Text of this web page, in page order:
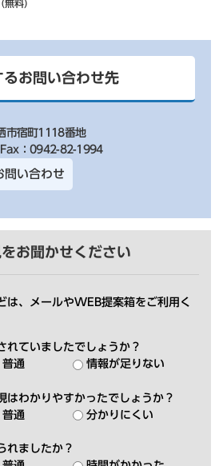
料）
お問い合わせ先
市宿町1118番地
Fax：0942-82-1994
問い合わせ
お聞かせください
は、メールやWEB提案箱をご利用く
れていましたでしょうか？
普通 情報が足りない
はわかりやすかったでしょうか？
普通 分かりにくい
れましたか？